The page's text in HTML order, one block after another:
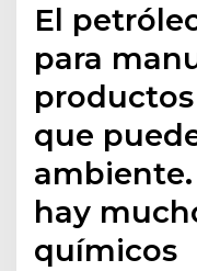
El
para
que
hay
químicos